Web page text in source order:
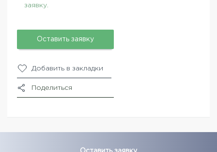
заявку.
Оставить заявку
Добавить в закладки
Поделиться